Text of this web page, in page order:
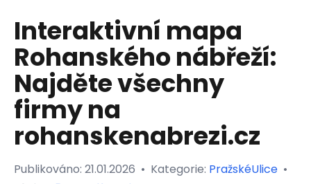
Interaktivní mapa
Rohanského nábřeží:
Najděte všechny
firmy na
rohanskenabrezi.cz
Publikováno: 21.01.2026 • Kategorie: PražskéUlice •